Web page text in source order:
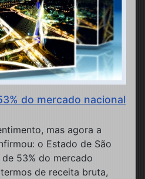
do mercado nacional
mas agora a
o Estado de São
53% do mercado
de receita bruta,